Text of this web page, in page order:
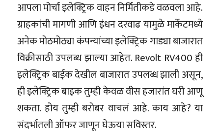
आपला मोर्चा इलेक्ट्रिक वाहन निर्मितीकडे वळवला आहे.
ग्राहकांची मागणी आणि इंधन दरवाढ यामुळे मार्केटमध्ये
अनेक मोठमोठ्या कंपन्यांच्या इलेक्ट्रिक गाड्या बाजारात
विक्रीसाठी उपलब्ध झाल्या आहेत. Revolt RV400 ही
इलेक्ट्रिक बाईक देखील बाजारात उपलब्ध झाली असून,
ही इलेक्ट्रिक बाइक तुम्ही केवळ वीस हजारांत घरी आणू
शकता. होय तुम्ही बरोबर वाचलं आहे. काय आहे? या
संदर्भातली ऑफर जाणून घेऊया सविस्तर.